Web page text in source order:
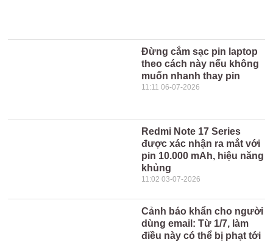
Đừng cắm sạc pin laptop
theo cách này nếu không
muốn nhanh thay pin
11:11 06-07-2026
Redmi Note 17 Series
được xác nhận ra mắt với
pin 10.000 mAh, hiệu năng
khủng
11:02 03-07-2026
Cảnh báo khẩn cho người
dùng email: Từ 1/7, làm
điều này có thể bị phạt tới